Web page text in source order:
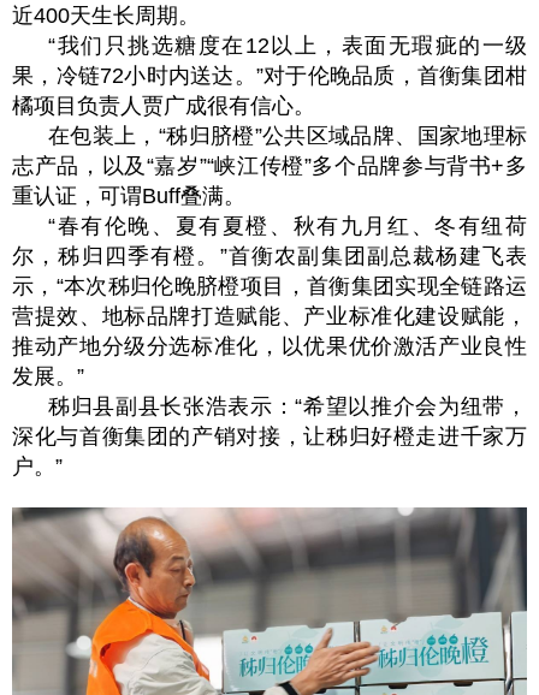
近400天生长周期。
“我们只挑选糖度在12以上，表面无瑕疵的一级
果，冷链72小时内送达。”对于伦晚品质，首衡集团柑
橘项目负责人贾广成很有信心。
在包装上，“秭归脐橙”公共区域品牌、国家地理标
志产品，以及“嘉岁”“峡江传橙”多个品牌参与背书+多
重认证，可谓Buff叠满。
“春有伦晚、夏有夏橙、秋有九月红、冬有纽荷
尔，秭归四季有橙。”首衡农副集团副总裁杨建飞表
示，“本次秭归伦晚脐橙项目，首衡集团实现全链路运
营提效、地标品牌打造赋能、产业标准化建设赋能，
推动产地分级分选标准化，以优果优价激活产业良性
发展。”
秭归县副县长张浩表示：“希望以推介会为纽带，
深化与首衡集团的产销对接，让秭归好橙走进千家万
户。”